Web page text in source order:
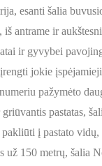
esanti šalia
antrame ir
ir gyvybei
jokie
pažymėto
pastatas,
į pastato
už 150 metrų, šalia